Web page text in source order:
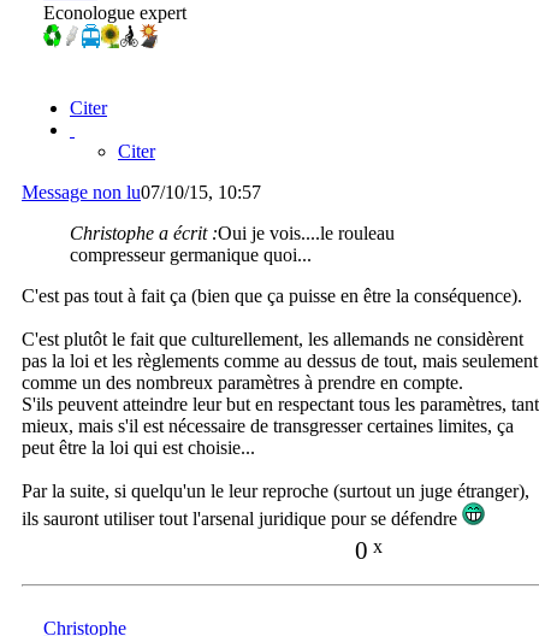
Econologue expert
Citer
Citer
Message non lu07/10/15, 10:57
Christophe a écrit :Oui je vois....le rouleau
compresseur germanique quoi...
C'est pas tout à fait ça (bien que ça puisse en être la conséquence).
C'est plutôt le fait que culturellement, les allemands ne considèrent
pas la loi et les règlements comme au dessus de tout, mais seulement
comme un des nombreux paramètres à prendre en compte.
S'ils peuvent atteindre leur but en respectant tous les paramètres, tant
mieux, mais s'il est nécessaire de transgresser certaines limites, ça
peut être la loi qui est choisie...
Par la suite, si quelqu'un le leur reproche (surtout un juge étranger),
ils sauront utiliser tout l'arsenal juridique pour se défendre
0 x
Christophe